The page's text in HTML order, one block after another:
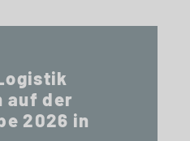
auf der
2026 in